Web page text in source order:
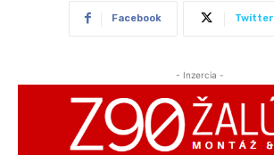
Facebook Twitter
- Inzercia -